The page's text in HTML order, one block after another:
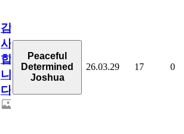
감
사
합
니
다
Peaceful
Determined
Joshua
26.03.29 17 0